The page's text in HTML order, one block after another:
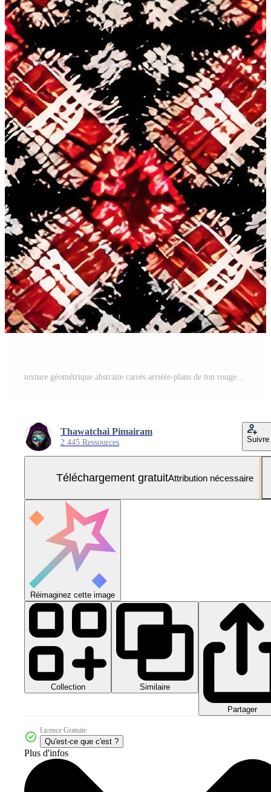
texture géométrique abstraite carrés arrière-plans de ton rouge adaptés à la conception graphique, au bureau, à la publicité Photo Gratuite
Thawatchai Pimairam
2 445 Ressources Suivre
Téléchargement gratuitAttribution nécessaire
Réimaginez cette image
Collection Similaire
Partager
Licence Gratuite
Qu'est-ce que c'est ?
Plus d'infos